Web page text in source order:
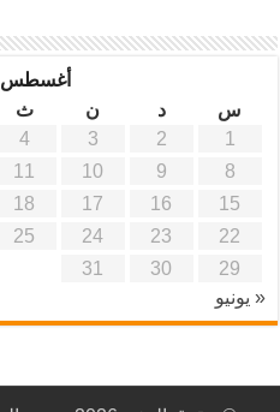
أغسطس 2026
س
د ن ث
1
2
3
4
8
9
10
11
15
16
17
18
22
23
24
25
29
30
31
« يونيو